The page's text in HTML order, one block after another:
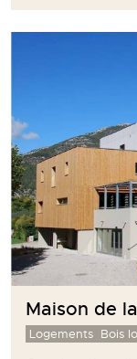
Maison de
Logements Bois